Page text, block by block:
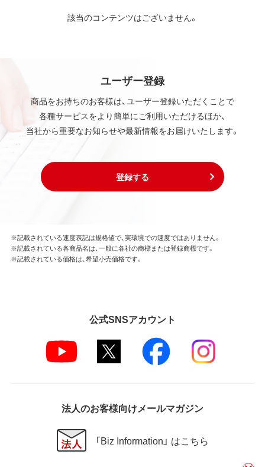
該当のコンテンツはございません。
ユーザー登録
商品をお持ちのお客様は、ユーザー登録いただくことで
各種サービスをより簡単にご利用いただけるほか、
当社から重要なお知らせや最新情報をお届けいたします。
登録する
※記載されている速度表記は規格値で、実環境での速度ではありません。
※記載されている各商品名は、一般に各社の商標または登録商標です。
※記載されている価格は、希望小売価格です。
公式SNSアカウント
法人のお客様向けメールマガジン
「Biz Information」 はこちら